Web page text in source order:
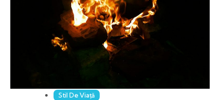
Stil De Viață